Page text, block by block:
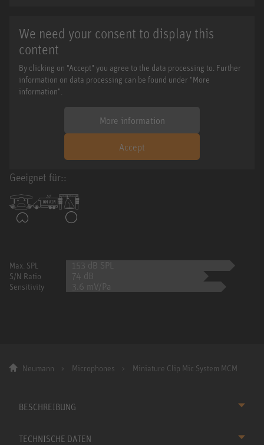
We need your consent to display this
content
By clicking on "Accept" you agree to the data processing to. Further
information on data processing can be found under "More
information".
More information
Accept
Geeignet für::
Max. SPL 153 dB SPL
S/N Ratio 74 dB
Sensitivity 3.6 mV/Pa
Neumann Microphones Miniature Clip Mic System MCM
BESCHREIBUNG
TECHNISCHE DATEN